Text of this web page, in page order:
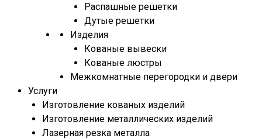
Распашные решетки
Дутые решетки
Изделия
Кованые вывески
Кованые люстры
Межкомнатные перегородки и двери
Услуги
Изготовление кованых изделий
Изготовление металлических изделий
Лазерная резка металла